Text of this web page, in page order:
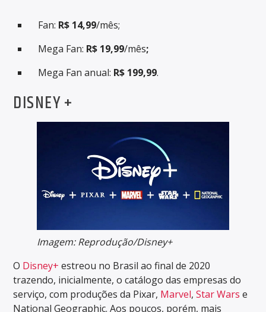
Fan: R$ 14,99/mês;
Mega Fan: R$ 19,99/mês;
Mega Fan anual: R$ 199,99.
DISNEY +
Imagem: Reprodução/Disney+
O Disney+ estreou no Brasil ao final de 2020
trazendo, inicialmente, o catálogo das empresas do
serviço, com produções da Pixar, Marvel,Star Wars e
National Geographic. Aos poucos, porém, mais